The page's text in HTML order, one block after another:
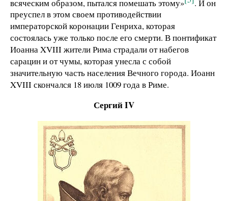
всяческим образом, пытался помешать этому»
. И он
преуспел в этом своем противодействии
императорской коронации Генриха, которая
состоялась уже только после его смерти. В понтификат
Иоанна XVIII жители Рима страдали от набегов
сарацин и от чумы, которая унесла с собой
значительную часть населения Вечного города. Иоанн
XVIII скончался 18 июля 1009 года в Риме.
Сергий IV